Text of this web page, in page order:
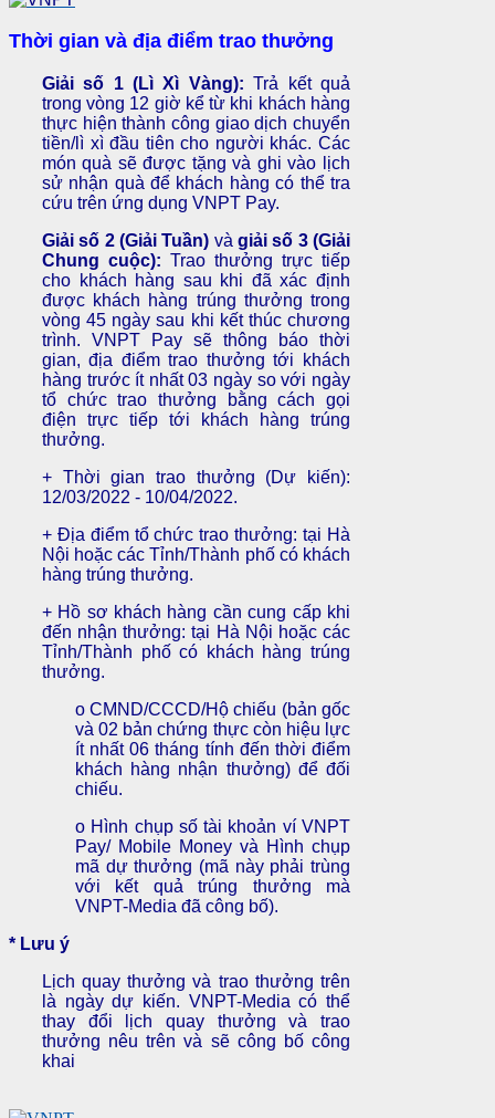
Thời gian và địa điểm trao thưởng
Giải số 1 (Lì Xì Vàng): Trả kết quả
trong vòng 12 giờ kể từ khi khách hàng
thực hiện thành công giao dịch chuyển
tiền/lì xì đầu tiên cho người khác. Các
món quà sẽ được tặng và ghi vào lịch
sử nhận quà để khách hàng có thể tra
cứu trên ứng dụng VNPT Pay.
Giải số 2 (Giải Tuần) và giải số 3 (Giải
Chung cuộc): Trao thưởng trực tiếp
cho khách hàng sau khi đã xác định
được khách hàng trúng thưởng trong
vòng 45 ngày sau khi kết thúc chương
trình. VNPT Pay sẽ thông báo thời
gian, địa điểm trao thưởng tới khách
hàng trước ít nhất 03 ngày so với ngày
tổ chức trao thưởng bằng cách gọi
điện trực tiếp tới khách hàng trúng
thưởng.
+ Thời gian trao thưởng (Dự kiến):
12/03/2022 - 10/04/2022.
+ Địa điểm tổ chức trao thưởng: tại Hà
Nội hoặc các Tỉnh/Thành phố có khách
hàng trúng thưởng.
+ Hồ sơ khách hàng cần cung cấp khi
đến nhận thưởng: tại Hà Nội hoặc các
Tỉnh/Thành phố có khách hàng trúng
thưởng.
o CMND/CCCD/Hộ chiếu (bản gốc
và 02 bản chứng thực còn hiệu lực
ít nhất 06 tháng tính đến thời điểm
khách hàng nhận thưởng) để đối
chiếu.
o Hình chụp số tài khoản ví VNPT
Pay/ Mobile Money và Hình chụp
mã dự thưởng (mã này phải trùng
với kết quả trúng thưởng mà
VNPT-Media đã công bố).
* Lưu ý
Lịch quay thưởng và trao thưởng trên
là ngày dự kiến. VNPT-Media có thể
thay đổi lịch quay thưởng và trao
thưởng nêu trên và sẽ công bố công
khai